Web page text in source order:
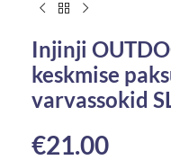
Injinji
keskmise
varvassokid
€21.00